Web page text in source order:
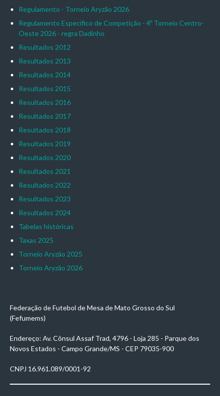
Regulamento - Torneio Aryzão 2026
Regulamento Específico de Competição - 4º Torneio Centro-
Oeste 2026 - regra Dadinho
Resultados 2012
Resultados 2013
Resultados 2014
Resultados 2015
Resultados 2016
Resultados 2017
Resultados 2018
Resultados 2019
Resultados 2020
Resultados 2021
Resultados 2022
Resultados 2023
Resultados 2024
Tabelas históricas
Taxas 2025
Torneio Aryzão 2025
Torneio Aryzão 2026
Federação de Futebol de Mesa de Mato Grosso do Sul
(Fefumems)
Endereço: Av. Cônsul Assaf Trad, 4796 - Loja 285 - Parque dos
Novos Estados - Campo Grande/MS - CEP 79035-900
CNPJ 16.961.089/0001-92